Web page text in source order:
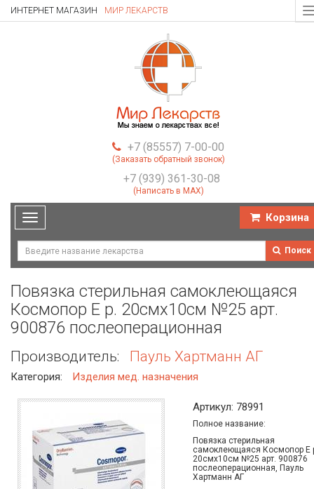
ИНТЕРНЕТ МАГАЗИН МИР ЛЕКАРСТВ
+7 (85557) 7-00-00
(Заказать обратный звонок)
+7 (939) 361-30-08
(Написать в MAX)
Toggle
navigation
Корзина
Поиск
Повязка стерильная самоклеющаяся
Космопор Е р. 20смх10см №25 арт.
900876 послеоперационная
Производитель: Пауль Хартманн АГ
Категория: Изделия мед. назначения
Артикул: 78991
Полное название:
Повязка стерильная
самоклеющаяся Космопор Е
20смх10см №25 арт. 900876
послеоперационная, Пауль
Хартманн АГ